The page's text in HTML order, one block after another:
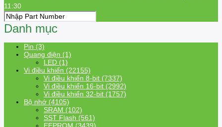
11:30
Danh mục
Pin (3)
Quang điện (1)
LED (1)
Vi điều khiển (22155)
Vi điều khiển 8-bit (7337)
Vi điều khiển 16-bit (2992)
Vi điều khiển 32-bit (1757)
Bộ nhớ (4105)
SRAM (102)
SST Flash (561)